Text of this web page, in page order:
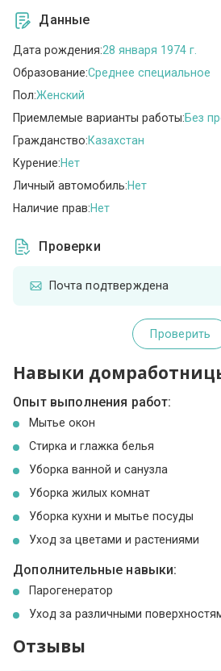
Данные
Дата рождения:28 января 1974 г.
Образование:Среднее специальное
Пол:Женский
Приемлемые варианты работы:Без
Гражданство:Казахстан
Курение:Нет
Личный автомобиль:Нет
Наличие прав:Нет
Проверки
Почта подтверждена
Проверить
Навыки
Опыт выполнения работ:
Мытье окон
Стирка и глажка белья
Уборка ванной и санузла
Уборка жилых комнат
Уборка кухни и мытье посуды
Уход за цветами и растениями
Дополнительные навыки:
Парогенератор
Уход за различными
Отзывы